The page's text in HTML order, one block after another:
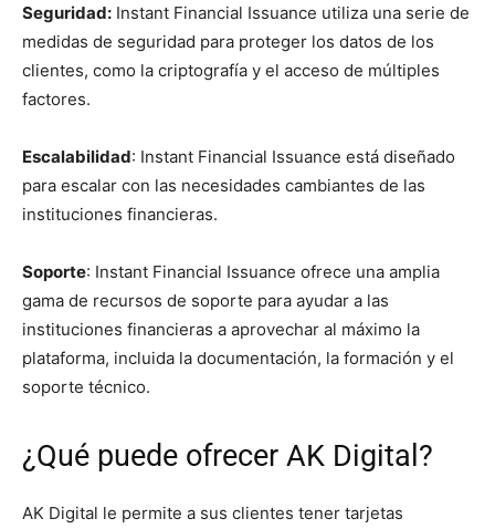
Seguridad: Instant Financial Issuance utiliza una serie de
medidas de seguridad para proteger los datos de los
clientes, como la criptografía y el acceso de múltiples
factores.
Escalabilidad: Instant Financial Issuance está diseñado
para escalar con las necesidades cambiantes de las
instituciones financieras.
Soporte: Instant Financial Issuance ofrece una amplia
gama de recursos de soporte para ayudar a las
instituciones financieras a aprovechar al máximo la
plataforma, incluida la documentación, la formación y el
soporte técnico.
¿Qué puede ofrecer AK Digital?
AK Digital le permite a sus clientes tener tarjetas